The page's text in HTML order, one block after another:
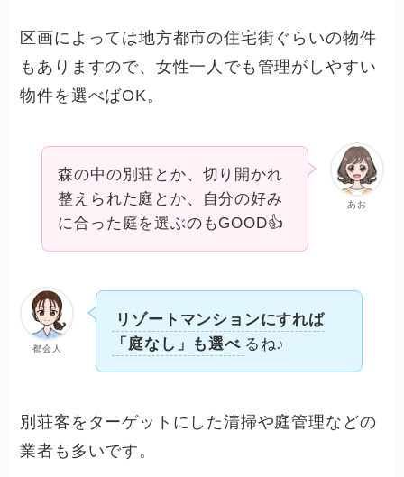
区画によっては地方都市の住宅街ぐらいの物件
もありますので、女性一人でも管理がしやすい
物件を選べばOK。
あお
森の中の別荘とか、切り開かれ
整えられた庭とか、自分の好み
に合った庭を選ぶのもGOOD👍
都会人
リゾートマンションにすれば
「庭なし」も選べ るね♪
別荘客をターゲットにした清掃や庭管理などの
業者も多いです。